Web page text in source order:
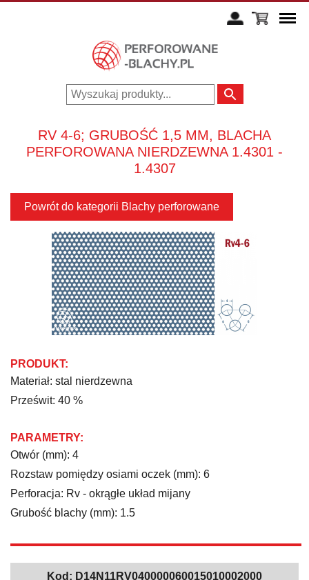
RV 4-6; GRUBOŚĆ 1,5 MM, BLACHA
PERFOROWANA NIERDZEWNA 1.4301 -
1.4307
Powrót do kategorii Blachy perforowane
PRODUKT:
Materiał: stal nierdzewna
Prześwit: 40 %
PARAMETRY:
Otwór (mm): 4
Rozstaw pomiędzy osiami oczek (mm): 6
Perforacja: Rv - okrągłe układ mijany
Grubość blachy (mm): 1.5
Kod: D14N11RV040000060015010002000